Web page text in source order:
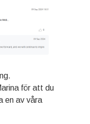
för att du
en av våra